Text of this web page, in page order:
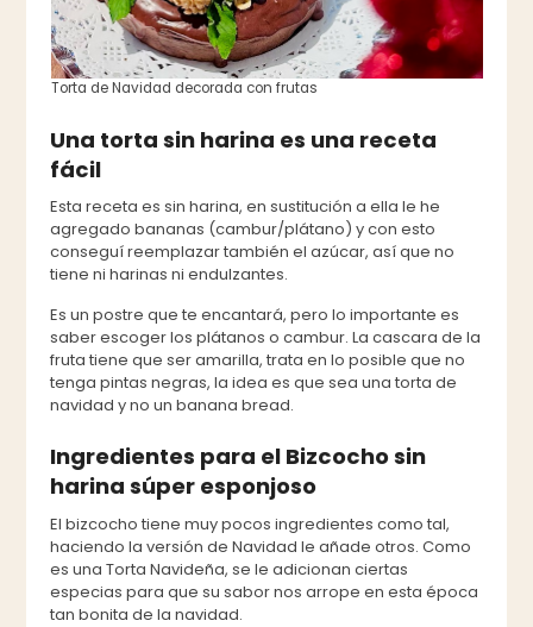
Torta de Navidad decorada con frutas
Una torta sin harina es una receta
fácil
Esta receta es sin harina, en sustitución a ella le he
agregado bananas (cambur/plátano) y con esto
conseguí reemplazar también el azúcar, así que no
tiene ni harinas ni endulzantes.
Es un postre que te encantará, pero lo importante es
saber escoger los plátanos o cambur. La cascara de la
fruta tiene que ser amarilla, trata en lo posible que no
tenga pintas negras, la idea es que sea una torta de
navidad y no un banana bread.
Ingredientes para el Bizcocho sin
harina súper esponjoso
El bizcocho tiene muy pocos ingredientes como tal,
haciendo la versión de Navidad le añade otros. Como
es una Torta Navideña, se le adicionan ciertas
especias para que su sabor nos arrope en esta época
tan bonita de la navidad.